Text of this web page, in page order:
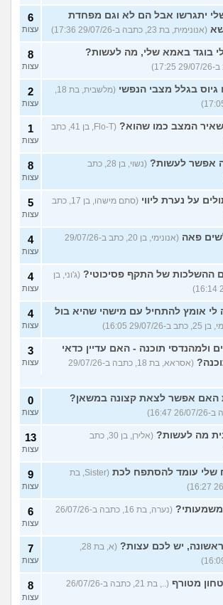
יתגרשו אבל הם לא וגם מפחדת
(אנונימית, בת 23, כתבה ב-29/07/26 17:36)
6
עצות
בוגד באמא שלי, מה לעשות? 8
עצות
בגלל מצבי הנפשי 2
עצות
המצב כמו שהוא?
(Flo-T, בן 41, כתב
1
עצות
אפשר לעשות?
(נשוי, בן 28, כתב
8
עצות
על נערת ליווי
(סתם מישהו, בן 17, כתב
5
עצות
פאה
(אנונימי, בן 20, כתב ב-29/07/26
4
עצות
ההשלכות של התקף פסיכוטי? (ג'וני, בן
4
עצות
אומץ להתחיל עם מישהי שהיא בול
29/07/26 16:05)
4
עצות
ולמהנדסי תוכנה - האם עדיין כדאי
(אסראא, בת 18, כתבה ב-29/07/26
3
עצות
האם אפשר לצאת קצונה במשאן? 0
עצות
מה לעשות?
(אלירן, בן 30, כתב
13
עצות
שלי עומד להסתפח לכת
(Sister, בת
9
עצות
(נערה, בת 16, כתבה ב-26/07/26
6
עצות
יש לכם עצות? 7
עצות
מטורף
(.., בת 21, כתבה ב-26/07/26
8
עצות